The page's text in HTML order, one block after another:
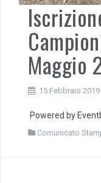
Maggio
15 Febbraio 2019
Powered by
Comunicato